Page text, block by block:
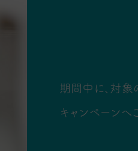
期間中に、対
キャンペーンへ